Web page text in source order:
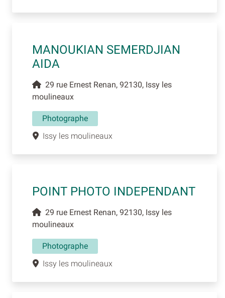
MANOUKIAN SEMERDJIAN
AIDA
29 rue Ernest Renan, 92130, Issy les
moulineaux
Photographe
Issy les moulineaux
POINT PHOTO INDEPENDANT
29 rue Ernest Renan, 92130, Issy les
moulineaux
Photographe
Issy les moulineaux